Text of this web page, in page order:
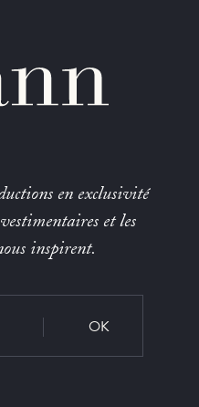
en exclusivité
et les
inspirent.
OK